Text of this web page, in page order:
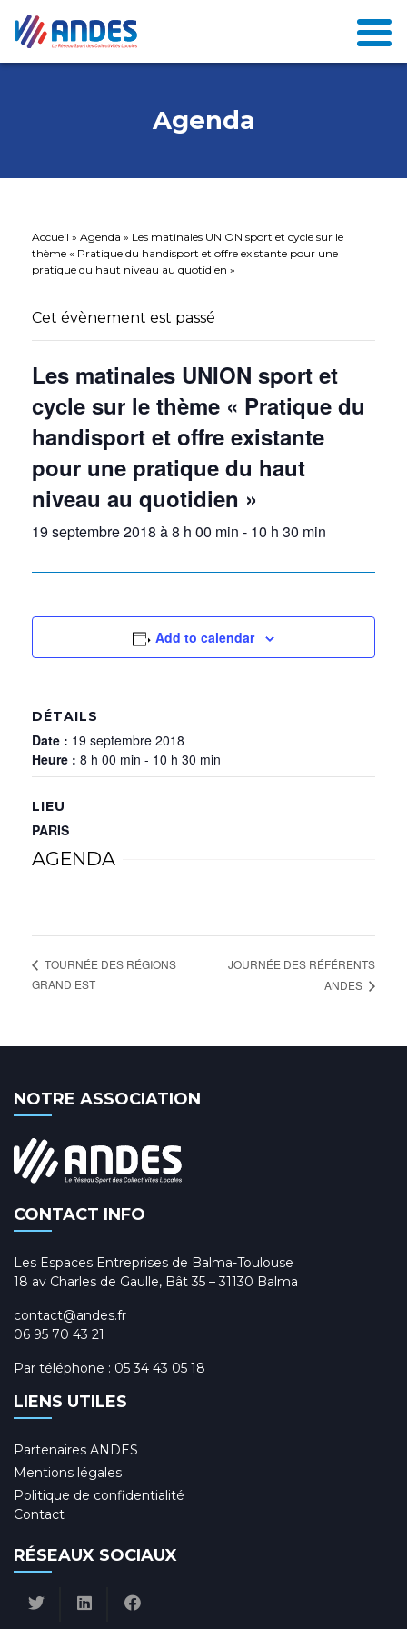
Agenda
Accueil » Agenda » Les matinales UNION sport et cycle sur le
thème « Pratique du handisport et offre existante pour une
pratique du haut niveau au quotidien »
Cet évènement est passé
Les matinales UNION sport et
cycle sur le thème « Pratique du
handisport et offre existante
pour une pratique du haut
niveau au quotidien »
19 septembre 2018 à 8 h 00 min - 10 h 30 min
Add to calendar
DÉTAILS
Date : 19 septembre 2018
Heure : 8 h 00 min - 10 h 30 min
LIEU
PARIS
AGENDA
TOURNÉE DES RÉGIONS
GRAND EST
JOURNÉE DES RÉFÉRENTS
ANDES
NOTRE ASSOCIATION
CONTACT INFO
Les Espaces Entreprises de Balma-Toulouse
18 av Charles de Gaulle, Bât 35 – 31130 Balma
contact@andes.fr
06 95 70 43 21
Par téléphone : 05 34 43 05 18
LIENS UTILES
Partenaires ANDES
Mentions légales
Politique de confidentialité
Contact
RÉSEAUX SOCIAUX